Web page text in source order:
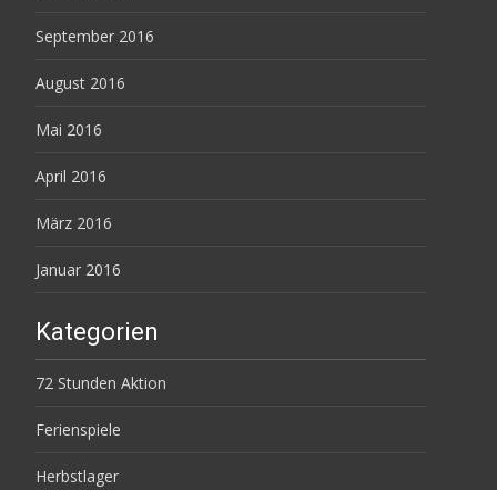
September 2016
August 2016
Mai 2016
April 2016
März 2016
Januar 2016
Kategorien
72 Stunden Aktion
Ferienspiele
Herbstlager